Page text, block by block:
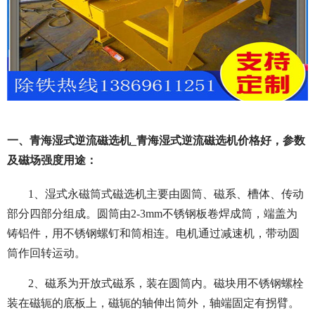
一、青海湿式逆流磁选机_青海湿式逆流磁选机价格好，参数
及磁场强度用途：
1、湿式永磁筒式磁选机主要由圆筒、磁系、槽体、传动
部分四部分组成。圆筒由2-3mm不锈钢板卷焊成筒，端盖为
铸铝件，用不锈钢螺钉和筒相连。电机通过减速机，带动圆
筒作回转运动。
2、磁系为开放式磁系，装在圆筒内。磁块用不锈钢螺栓
装在磁轭的底板上，磁轭的轴伸出筒外，轴端固定有拐臂。